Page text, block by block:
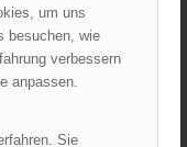
um uns
besuchen, wie
verbessern
anpassen.
Sie